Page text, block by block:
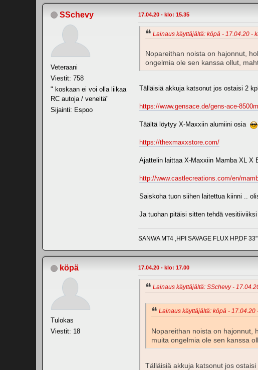
SSchevy
Veteraani
Viestit: 758
" koskaan ei voi olla liikaa
RC autoja / veneitä"
Sijainti: Espoo
17.04.20 - klo: 15.35
Lainaus käyttäjältä: köpä - 17.04.20 -
Nopareithan noista on hajonnut,
ongelmia ole sen kanssa ollut,
Tälläisiä akkuja katsonut jos ostaisi 2
https://www.gensace.de/gens-ace-
Täältä löytyy X-Maxxiin alumiini osia
https://thexmaxxstore.com/
Ajattelin laittaa X-Maxxiin Mamba XL X
http://www.castlecreations.com/en/
Saiskoha tuon siihen laitettua kiinni ..
Ja tuohan pitäisi sitten tehdä vesitiiviiksi
SANWA MT4 ,HPI SAVAGE FLUX HP,DF
köpä
Tulokas
Viestit: 18
17.04.20 - klo: 17.00
Lainaus käyttäjältä: SSchevy -
Lainaus käyttäjältä: köpä - 17.04.20
Nopareithan noista on hajonnut,
muita ongelmia ole sen kanssa
Tälläisiä akkuja katsonut jos ostaisi